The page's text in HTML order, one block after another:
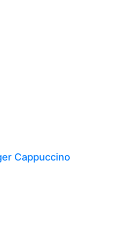
Cappuccino